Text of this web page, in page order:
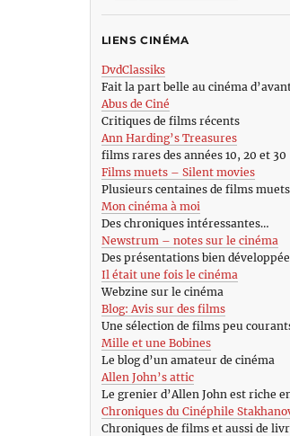
LIENS CINÉMA
DvdClassiks
Fait la part belle au cinéma
Abus de Ciné
Critiques de films récents
Ann Harding’s Treasures
films rares des années 10, 20 et 30
Films muets – Silent movies
Plusieurs centaines de films
Mon cinéma à moi
Des chroniques intéressantes…
Newstrum – notes sur le cinéma
Des présentations bien
Il était une fois le cinéma
Webzine sur le cinéma
Blog: Avis sur des films
Une sélection de films peu
Mille et une Bobines
Le blog d’un amateur de cinéma
Allen John’s attic
Le grenier d’Allen John est riche
Chroniques du Cinéphile
Chroniques de films et aussi de